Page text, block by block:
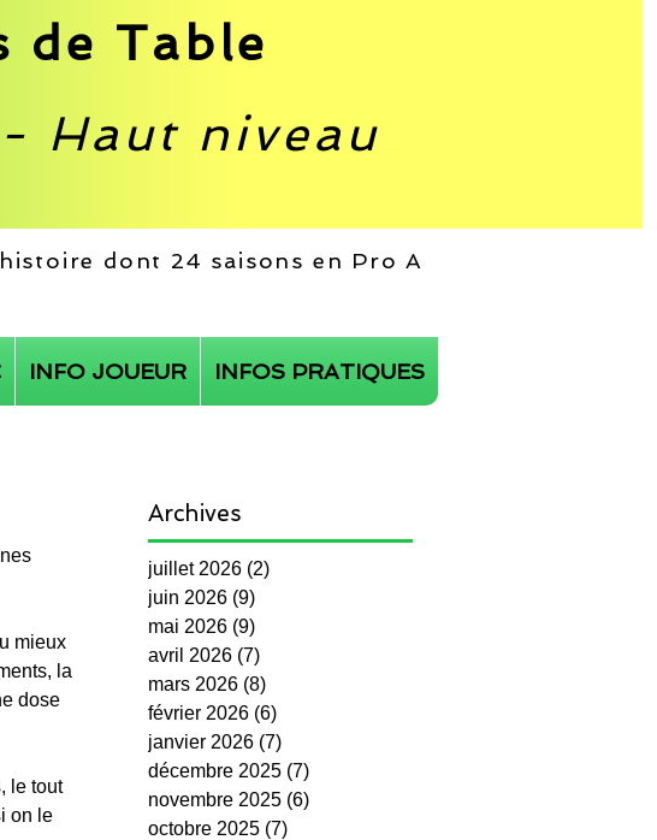
de Table
Haut niveau
dont 24 saisons en Pro A
INFO JOUEUR INFOS PRATIQUES
mieux
la
dose
le tout
on le
Archives
juillet 2026 (2)
juin 2026 (9)
mai 2026 (9)
avril 2026 (7)
mars 2026 (8)
février 2026 (6)
janvier 2026 (7)
décembre 2025 (7)
novembre 2025 (6)
octobre 2025 (7)